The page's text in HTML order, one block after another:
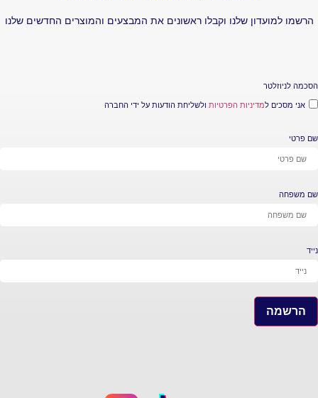
שלנו וקבלו ראשונים את המבצעים והמוצרים החדשים שלנו
מדיניות הפרטיותולשליחת הודעות על ידי החברה